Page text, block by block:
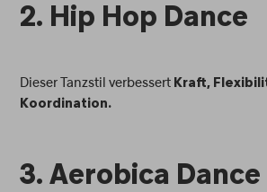
2. Hip Hop Dance
Dieser Tanzstil verbessert Kraft,
Koordination.
3. Aerobica Dance